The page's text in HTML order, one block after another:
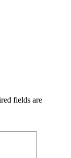
fields are